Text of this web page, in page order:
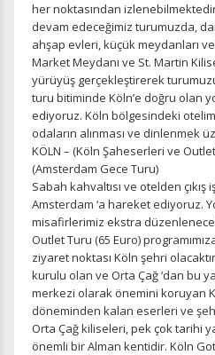
Zorunlu Çerezler HER ZAMAN
Oturum yönetimi, güvenlik ve
gereklidir. Bu çerezler olmadan
devre dışı bırakılamaz.
İstatistik Çerezleri
Ziyaretçilerin siteyi nasıl
ölçeriz. Hangi sayfaların
kullanıcıların nerede zorluk
yardımcı olur.
her noktasından
devam edeceğimiz turumuzda,
ahşap evleri, küçük meydanları
Market Meydanı ve St. Martin
yürüyüş gerçekleştirerek
turu bitiminde Köln’e doğru olan
ediyoruz. Köln bölgesindeki
odaların alınması ve dinlenmek
KÖLN – (Köln Şaheserleri ve
(Amsterdam Gece Turu)
Sabah kahvaltısı ve otelden çıkış
Amsterdam ‘a hareket ediyoruz.
misafirlerimiz ekstra
Outlet Turu (65 Euro)
ziyaret noktası Köln şehri
kurulu olan ve Orta Çağ ‘dan bu
merkezi olarak önemini koruyan
döneminden kalan eserleri ve
Orta Çağ kiliseleri, pek çok tarihi
önemli bir Alman kentidir. Köln